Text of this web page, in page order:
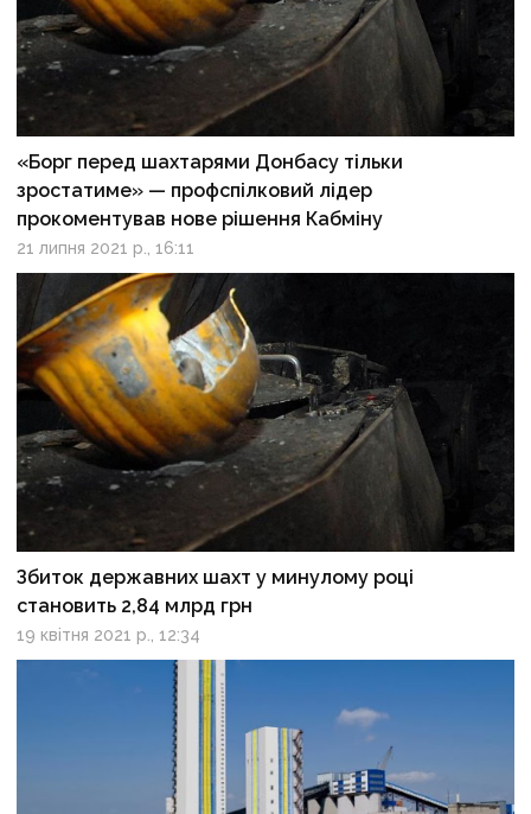
«Борг перед шахтарями Донбасу тільки
зростатиме» — профспілковий лідер
прокоментував нове рішення Кабміну
21 липня 2021 р., 16:11
Збиток державних шахт у минулому році
становить 2,84 млрд грн
19 квітня 2021 р., 12:34